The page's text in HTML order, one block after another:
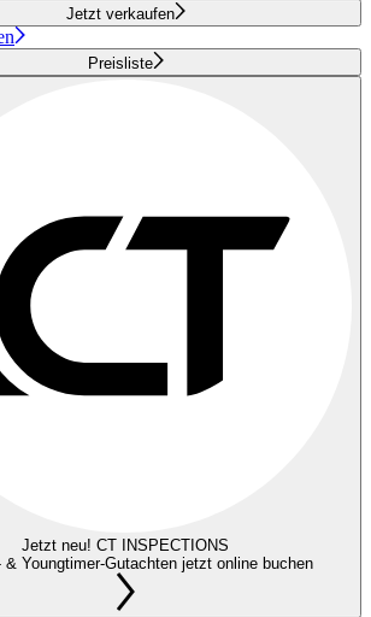
Jetzt verkaufen
Preisliste
Jetzt neu! CT INSPECTIONS
& Youngtimer-Gutachten jetzt online buchen